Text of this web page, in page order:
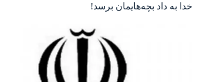
خدا به داد بچه‌هایمان برسد!